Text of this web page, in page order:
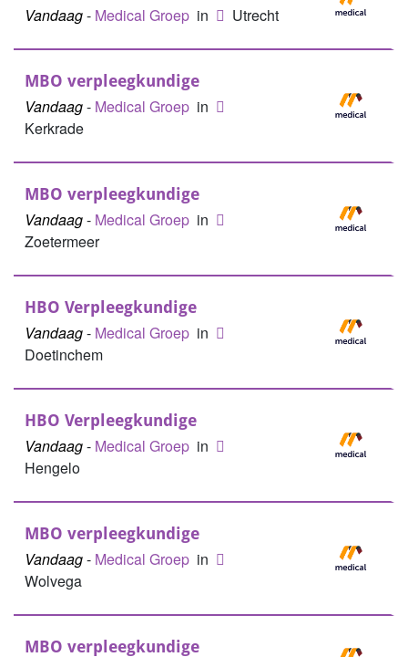
Vandaag- Medical Groep in Utrecht
MBO verpleegkundige
Vandaag- Medical Groep in
Kerkrade
MBO verpleegkundige
Vandaag- Medical Groep in
Zoetermeer
HBO Verpleegkundige
Vandaag- Medical Groep in
Doetinchem
HBO Verpleegkundige
Vandaag- Medical Groep in
Hengelo
MBO verpleegkundige
Vandaag- Medical Groep in
Wolvega
MBO verpleegkundige